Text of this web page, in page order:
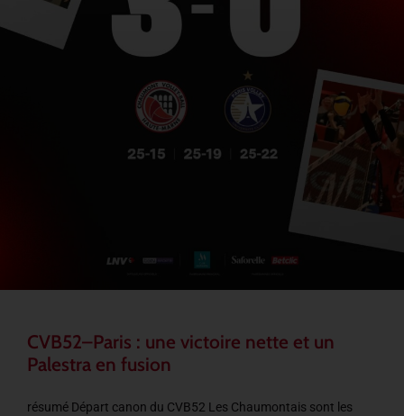
CVB52–Paris : une victoire nette et un
Palestra en fusion
résumé Départ canon du CVB52 Les Chaumontais sont les